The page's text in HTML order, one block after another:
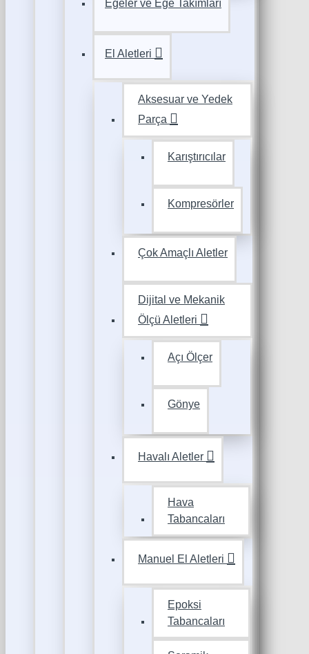
Eğeler ve Eğe Takımları
El Aletleri
Aksesuar ve Yedek
Parça
Karıştırıcılar
Kompresörler
Çok Amaçlı Aletler
Dijital ve Mekanik
Ölçü Aletleri
Açı Ölçer
Gönye
Havalı Aletler
Hava
Tabancaları
Manuel El Aletleri
Epoksi
Tabancaları